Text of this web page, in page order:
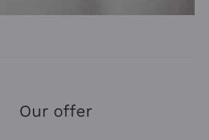
Our offer